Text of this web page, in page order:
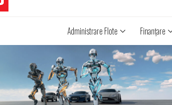
Administrare Flote Finanţare